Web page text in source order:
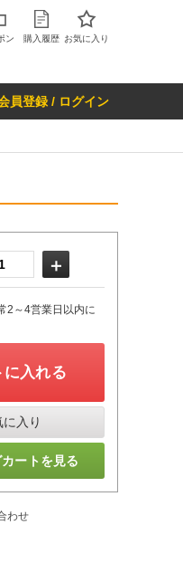
ン 購入履歴 お気に入り
員登録 / ログイン
＋
2～4営業日以内に
に入れる
に入り
ートを見る
わせ